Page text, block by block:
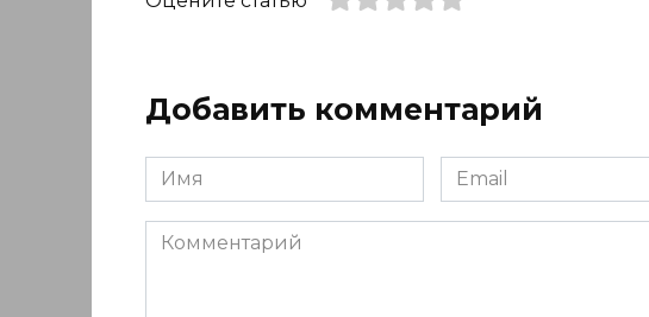
Добавить комментарий
Имя
*
Email
*
Комментарий